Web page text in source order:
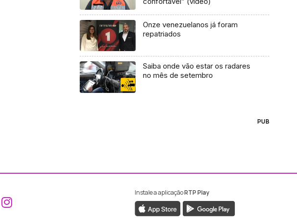
Onze venezuelanos já foram
repatriados
Saiba onde vão estar os radares
no mês de setembro
PUB
Aceder ao Facebook da RTP Madeira
Aceder ao Instagram da RTP Madeira
Instale a aplicaçãoRTP Play